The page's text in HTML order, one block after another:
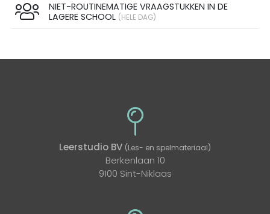
NIET-ROUTINEMATIGE VRAAGSTUKKEN IN DE
LAGERE SCHOOL (HELE DAG)
Leerstudio BV (Les- en spelmateriaal)
Berkenlaan 10
9100 Sint-Niklaas